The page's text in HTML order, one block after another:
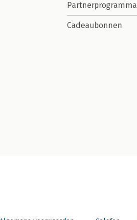
Partnerprogramma
Cadeaubonnen